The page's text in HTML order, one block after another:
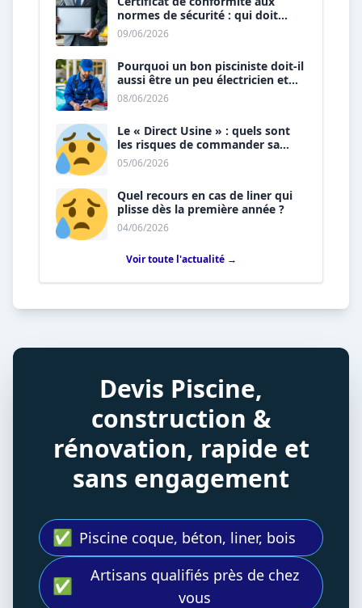
normes de sécurité : qui doit
vous le délivrer ?
09/06/2026
Pourquoi un bon pisciniste doit-il
aussi être un peu électricien et
plombier ?
08/06/2026
Le « Direct Usine » : quels sont
les risques de commander sa
piscine sans installateur ?
05/06/2026
Quel recours en cas de liner qui
plisse dès la première année ?
04/06/2026
Voir toute l'actualité →
Devis Piscine,
construction &
rénovation, rapide et
sans engagement
✅ Piscine coque, béton, liner, bois
✅
Artisans qualifiés près de chez
vous